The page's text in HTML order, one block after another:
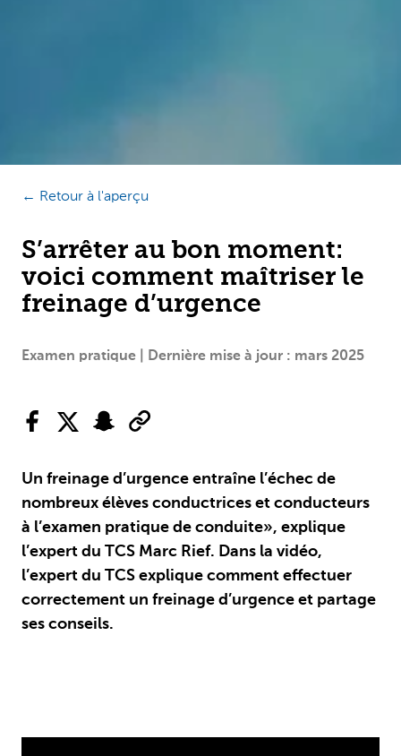
← Retour à l'aperçu
S’arrêter au bon moment:
voici comment maîtriser le
freinage d’urgence
Examen pratique | Dernière mise à jour : mars 2025
Un freinage d’urgence entraîne l’échec de
nombreux élèves conductrices et conducteurs
à l’examen pratique de conduite», explique
l’expert du TCS Marc Rief. Dans la vidéo,
l’expert du TCS explique comment effectuer
correctement un freinage d’urgence et partage
ses conseils.